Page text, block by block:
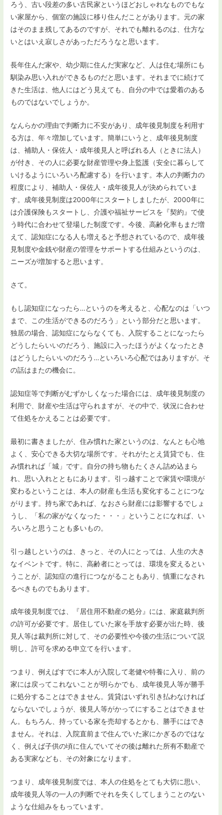
ろう、古い段差の多い古民家というほどおしゃれなものでもな
い家屋から、個室の施設に移り住んだことがあります。元の家
はそのまま残してあるのですが、それでも離れるのは、仕方な
いとはいえ寂しさがあっただろうなと思います。
長年住んだ家や、幼少期に住んだ実家など、人は住む場所にも
馴染み思い入れができるものだと思います。それまでに続けて
きた生活は、他人にはどう見えても、自分の中では愛着のある
ものではないでしょうか。
なんらかの理由で判断力に不安があり、成年後見制度を利用す
る方は、年々増加しています。簡単にいうと、成年後見制度
は、補助人・保佐人・成年後見人と呼ばれる人（ときに法人）
が付き、その人に必要な財産管理や身上監護（安全に暮らして
いけるようにいろいろ配慮する）を行います。本人の判断力の
程度により、補助人・保佐人・成年後見人が決められていま
す。成年後見制度は2000年にスタートしましたが、2000年に
は介護保険もスタートし、介護や福祉サービスを『契約』で使
う時代に合わせて登場した制度です。今後、高齢化率もまだ増
えて、認知症になる人も増えると予想されているので、成年後
見制度や金銭や財産の管理をサポートする仕組みというのは、
ニーズが増加すると思います。
さて。
もし認知症になったら…というのを考えると、心配なのは「いつ
まで、この生活ができるのだろう」という部分だと思います。
独居の場合、認知症にならなくても、入院することになったら
どうしたらいいのだろう、施設に入ったほうがよくなったとき
はどうしたらいいのだろう…といろいろ心配ではありますが。そ
の話はまたの機会に。
認知症等で判断がむずかしくなった場合には、成年後見制度の
利用で、財産や生活は守られますが、その中で、状況に合わせ
て住処をかえることは必要です。
最初に書きましたが、住み慣れた家というのは、なんとも心地
よく、安心できる大切な場所です。それがたとえ賃貸でも、住
み慣れれば「城」です。自分の持ち物もたくさん詰め込まら
れ、思い入れとともにあります。引っ越すことで家賃や環境が
変わるということは、本人の財産も生活も変化することにつな
がります。持ち家であれば、なおさら財産には影響するでしょ
うし、「私の家がなくなった・・・」ということになれば、い
ろいろと思うことも多いもの。
引っ越しというのは、きっと、その人にとっては、人生の大き
なイベントです。特に、高齢者にとっては、環境を変えるとい
うことが、認知症の進行につながることもあり、慎重になされ
るべきものでもあります。
成年後見制度では、『居住用不動産の処分』には、家庭裁判所
の許可が必要です。居住していた家を手放す必要が出た時、後
見人等は裁判所に対して、その必要性や今後の生活について説
明し、許可を求める申立てを行います。
つまり、例えばすでに本人が入院して老健や特養に入り、前の
家には戻ってこれないことが明らかでも、成年後見人等が勝手
に処分することはできません。賃貸はいずれ引き払わなければ
ならないでしょうが、後見人等がかってにすることはできませ
ん。もちろん、持っている家を売却するとかも、勝手にはでき
ません。それは、入院直前まで住んでいた家にかぎるのではな
く、例えば子供の頃に住んでいてその後は離れた所有不動産で
ある実家なども、その対象になります。
つまり、成年後見制度では、本人の住処をとても大切に思い、
成年後見人等の一人の判断でそれを失くしてしまうことのない
ような仕組みをもっています。